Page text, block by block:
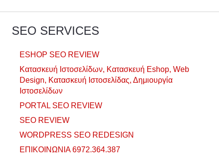
SEO SERVICES
ESHOP SEO REVIEW
Κατασκευή Ιστοσελίδων, Κατασκευή Eshop, Web
Design, Κατασκευή Ιστοσελίδας, Δημιουργία
Ιστοσελίδων
PORTAL SEO REVIEW
SEO REVIEW
WORDPRESS SEO REDESIGN
ΕΠΙΚΟΙΝΩΝΙΑ 6972.364.387